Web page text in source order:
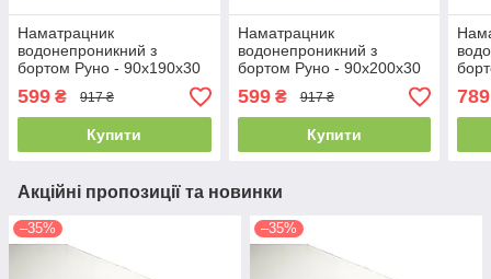
Наматрацник
водонепроникний з
бортом Руно - 90x190x30
білий (21385)
599 ₴ 917 ₴
Купити
Наматрацник
водонепроникний з
бортом Руно - 90x200x30
білий (21380)
599₴ 917 ₴
Купити
789
Акційні пропозиції та новинки
–35% –35%